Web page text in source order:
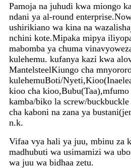
Pamoja na juhudi kwa miongo
ndani ya al-round
ushirikiano wa kina na
nchini kote.Mipaka mipya
mabomba ya chuma
kulehemu. kufanya kazi kwa
MantelsteelKiungo cha
kulehemuBoti/
kioo cha
kamba/biko la screw/
cha kaboni na zana ya
n.k.
Vifaa vya hali ya juu, mbinu za
madhubuti wa usimamizi wa
wa juu wa bidhaa zetu.